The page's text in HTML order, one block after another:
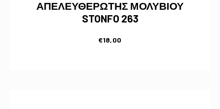
ΑΠΕΛΕΥΘΕΡΩΤΗΣ ΜΟΛΥΒΙΟΥ
STONFO 263
€18,00